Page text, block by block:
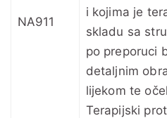
NA911
i kojima je
skladu sa
po preporuci
detaljnim
lijekom te
Terapijski